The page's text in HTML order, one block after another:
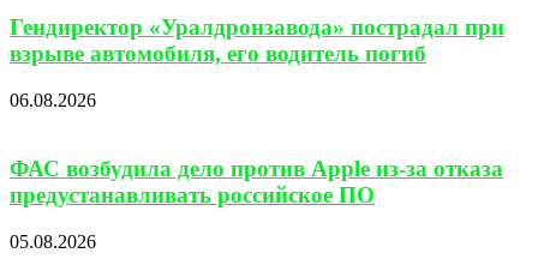
Гендиректор «Уралдронзавода» пострадал при
взрыве автомобиля, его водитель погиб
06.08.2026
ФАС возбудила дело против Apple из-за отказа
предустанавливать российское ПО
05.08.2026